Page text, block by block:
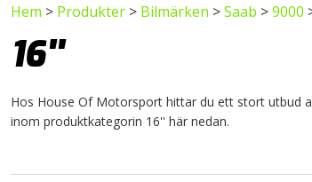
Hem > Produkter > Bilmärken >Saab >9000
16''
Hos House Of Motorsport hittar du ett stort utbud
inom produktkategorin 16'' här nedan.